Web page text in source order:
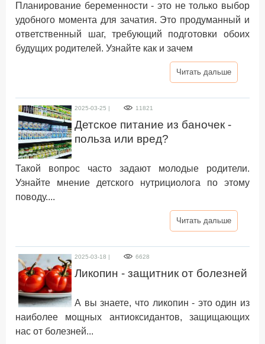
Планирование беременности - это не только выбор
удобного момента для зачатия. Это продуманный и
ответственный шаг, требующий подготовки обоих
будущих родителей. Узнайте как и зачем
Читать дальше
2025-03-25 | 11821
Детское питание из баночек -
польза или вред?
Такой вопрос часто задают молодые родители.
Узнайте мнение детского нутрициолога по этому
поводу....
Читать дальше
2025-03-18 | 6628
Ликопин - защитник от болезней
А вы знаете, что ликопин - это один из
наиболее мощных антиоксидантов, защищающих
нас от болезней...